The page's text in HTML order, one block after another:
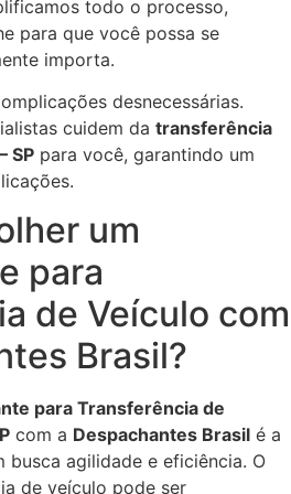
todo o processo,
para que você possa se
importa.
desnecessárias.
cuidem da transferência
SP para você, garantindo um
um
para
de Veículo com
Brasil?
para Transferência de
com a Despachantes Brasil é a
busca agilidade e eficiência. O
de veículo pode ser